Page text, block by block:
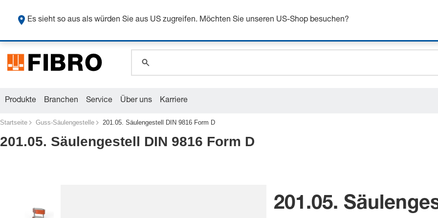
Sichern Sie sich bis zu 7% Rabatt - hier klicken um mehr zu
Produkte Branchen Service Über uns Karriere
Startseite Guss-Säulengestelle 201.05. Säulengestell DIN 9816 Form D
201.05. Säulengestell DIN 9816 Form D
201.05.
Es sieht so aus als würden Sie aus US zugreifen. Möchten Sie unseren US-Shop besuchen?